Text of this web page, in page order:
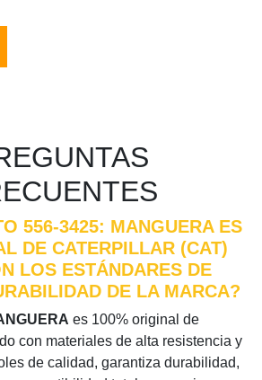
556-3425: MANGUERA ES
DE CATERPILLAR (CAT)
LOS ESTÁNDARES DE
DE LA MARCA?
es 100% original de
con materiales de alta resistencia y
de calidad, garantiza durabilidad,